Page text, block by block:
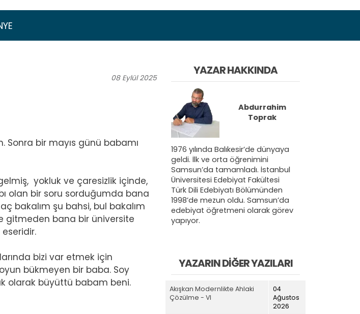
08 Eylül 2025
Sonra bir mayıs günü babamı
yokluk ve çaresizlik içinde,
olan bir soru sorduğumda bana
bakalım şu bahsi, bul bakalım
gitmeden bana bir üniversite
bizi var etmek için
bükmeyen bir baba. Soy
olarak büyüttü babam beni.
YAZAR HAKKINDA
Abdurrahim
Toprak
1976 yılında Balıkesir’de dünyaya
geldi. İlk ve orta öğrenimini
Samsun’da tamamladı. İstanbul
Üniversitesi Edebiyat Fakültesi
Türk Dili Edebiyatı Bölümünden
1998’de mezun oldu. Samsun’da
edebiyat öğretmeni olarak görev
yapıyor.
YAZARIN DIĞER YAZILARI
Akışkan Modernlikte Ahlaki
Çözülme - VI
04
Ağustos
2026